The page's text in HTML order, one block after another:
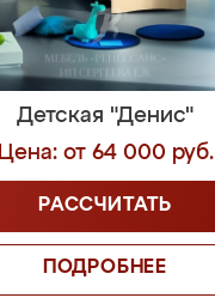
Детская "Денис"
Цена: от 64 000 руб.
РАССЧИТАТЬ
ПОДРОБНЕЕ